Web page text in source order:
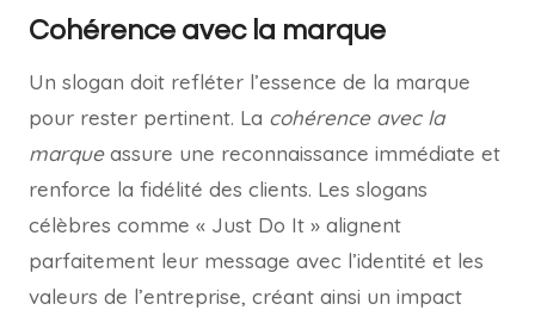
Cohérence avec la marque
Un slogan doit refléter l’essence de la marque
pour rester pertinent. La cohérence avec la
marqueassure une reconnaissance immédiate et
renforce la fidélité des clients. Les slogans
célèbres comme « Just Do It » alignent
parfaitement leur message avec l’identité et les
valeurs de l’entreprise, créant ainsi un impact